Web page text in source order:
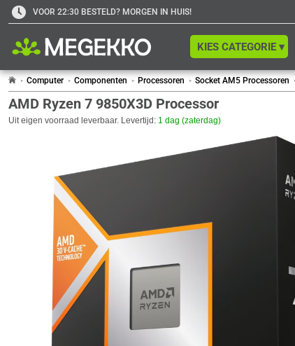
VOOR 22:30 BESTELD? MORGEN IN HUIS!
KIES CATEGORIE ▾
Computer Componenten Processoren Socket AM5 Processoren
AMD Ryzen 7 9850X3D Processor
Uit eigen voorraad leverbaar. Levertijd: 1 dag (zaterdag)